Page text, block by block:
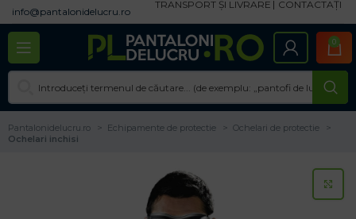
info@pantalonidelucru.ro
TRANSPORT ȘI LIVRARE CONTACTAȚI
0
Pantalonidelucru.ro Echipamente de protectie
Ochelari de protectie
Ochelari inchisi